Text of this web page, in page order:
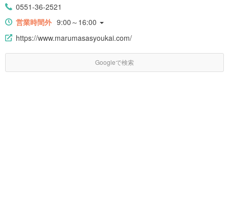
0551-36-2521
営業時間外 9:00～16:00
https://www.marumasasyoukai.com/
Googleで検索